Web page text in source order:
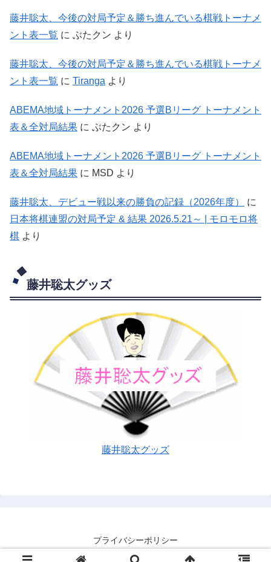
藤井聡太、今後の対局予定＆勝ち進んでいる棋戦トーナメ
ント表一覧 に ぶたクン より
藤井聡太、今後の対局予定＆勝ち進んでいる棋戦トーナメ
ント表一覧 に Tiranga より
ABEMA地域トーナメント2026 予選Bリーグ トーナメント
表＆全対局結果 に ぶたクン より
ABEMA地域トーナメント2026 予選Bリーグ トーナメント
表＆全対局結果 に MSD より
藤井聡太、デビュー戦以来の勝負の記録（2026年度）
に
日本将棋連盟の対局予定 & 結果 2026.5.21～ | モロモロ将
棋 より
藤井聡太グッズ
藤井聡太グッズ
プライバシーポリシー